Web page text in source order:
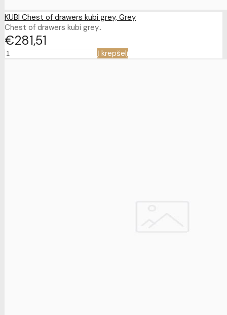
KUBI Chest of drawers kubi grey, Grey
Chest of drawers kubi grey..
€281 51
Į krepšelį